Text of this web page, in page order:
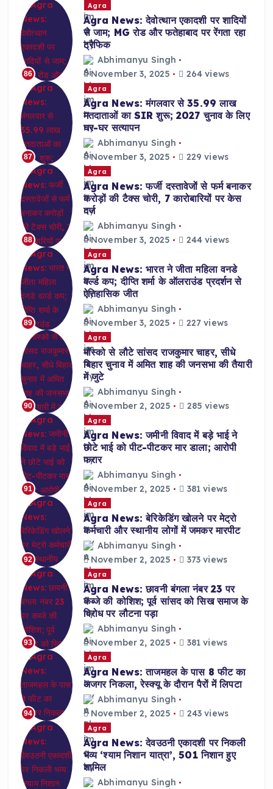
86
Agra
Agra News: देवोत्थान एकादशी पर शादियों
से जाम; MG रोड और फतेहाबाद पर रेंगता रहा
ट्रैफिक
Abhimanyu Singh
November 3, 2025
264 views
87
Agra
Agra News: मंगलवार से 35.99 लाख
मतदाताओं का SIR शुरू; 2027 चुनाव के लिए
घर-घर सत्यापन
Abhimanyu Singh
November 3, 2025
229 views
88
Agra
Agra News: फर्जी दस्तावेजों से फर्म बनाकर
करोड़ों की टैक्स चोरी, 7 कारोबारियों पर केस
दर्ज
Abhimanyu Singh
November 3, 2025
244 views
89
Agra
Agra News: भारत ने जीता महिला वनडे
वर्ल्ड कप; दीप्ति शर्मा के ऑलराउंड प्रदर्शन से
ऐतिहासिक जीत
Abhimanyu Singh
November 3, 2025
227 views
90
Agra
मॉस्को से लौटे सांसद राजकुमार चाहर, सीधे
बिहार चुनाव में अमित शाह की जनसभा की तैयारी
में जुटे
Abhimanyu Singh
November 2, 2025
285 views
91
Agra
Agra News: जमीनी विवाद में बड़े भाई ने
छोटे भाई को पीट-पीटकर मार डाला; आरोपी
फरार
Abhimanyu Singh
November 2, 2025
381 views
92
Agra
Agra News: बेरिकेडिंग खोलने पर मेट्रो
कर्मचारी और स्थानीय लोगों में जमकर मारपीट
Abhimanyu Singh
November 2, 2025
373 views
93
Agra
Agra News: छावनी बंगला नंबर 23 पर
कब्जे की कोशिश; पूर्व सांसद को सिख समाज के
विरोध पर लौटना पड़ा
Abhimanyu Singh
November 2, 2025
381 views
94
Agra
Agra News: ताजमहल के पास 8 फीट का
अजगर निकला, रेस्क्यू के दौरान पैरों में लिपटा
Abhimanyu Singh
November 2, 2025
243 views
Agra
Agra News: देवउठनी एकादशी पर निकली
भव्य ‘श्याम निशान यात्रा’, 501 निशान हुए
शामिल
Abhimanyu Singh